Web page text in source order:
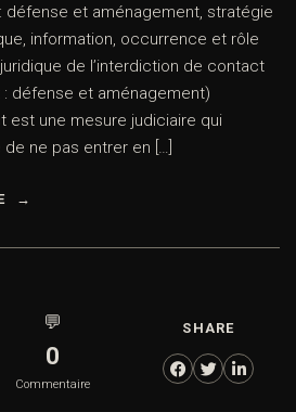
et aménagement, stratégie
information, occurrence et rôle
de l’interdiction de contact
défense et aménagement)
est une mesure judiciaire qui
ne pas entrer en […]
💬
0
Commentaire
SHARE